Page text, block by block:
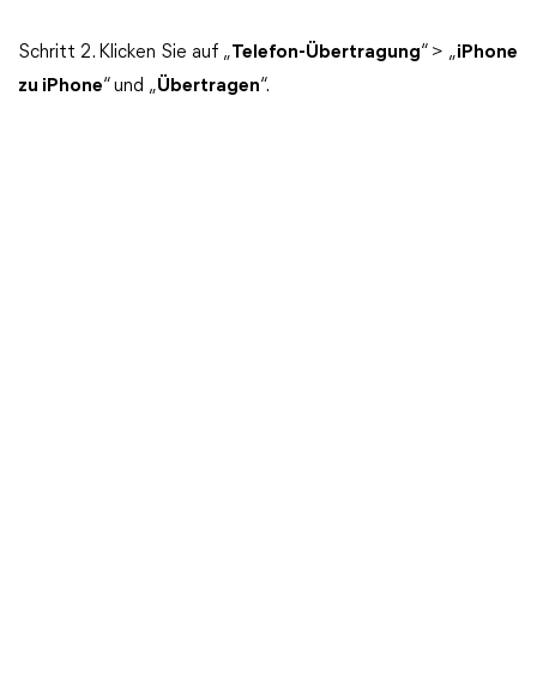
Schritt 2. Klicken Sie auf „Telefon-Übertragung“ > „iPhone
zu iPhone“ und „Übertragen“.